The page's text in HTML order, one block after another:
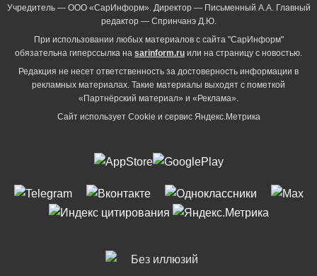
Учредитель — ООО «СарИнформ». Директор — Письменный А.А. Главный
редактор — Спринчанэ Д.Ю.
При использовании любых материалов с сайта "СарИнформ"
обязательна гиперссылка на sarinform.ru или на страницу с новостью.
Редакция не несет ответственность за достоверность информации в
рекламных материалах. Такие материалы выходят с пометкой
«Партнёрский материал» и «Реклама».
Сайт использует Cookie и сервиc Яндекс.Метрика